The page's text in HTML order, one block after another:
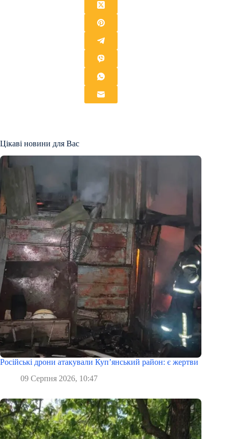
Цікаві новини для Вас
Російські дрони атакували Куп’янський район: є жертви
09 Серпня 2026, 10:47